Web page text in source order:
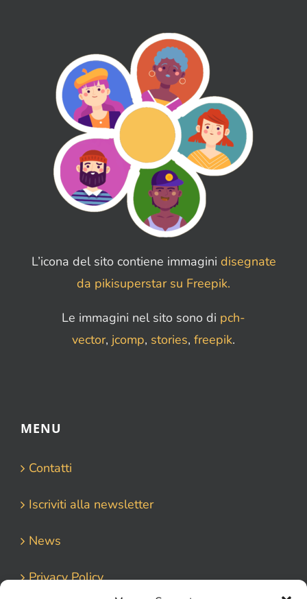
L’icona del sito contiene immagini disegnate
da pikisuperstar su Freepik.
Le immagini nel sito sono di pch-
vector, jcomp, stories, freepik.
MENU
Contatti
Iscriviti alla newsletter
News
Privacy Policy